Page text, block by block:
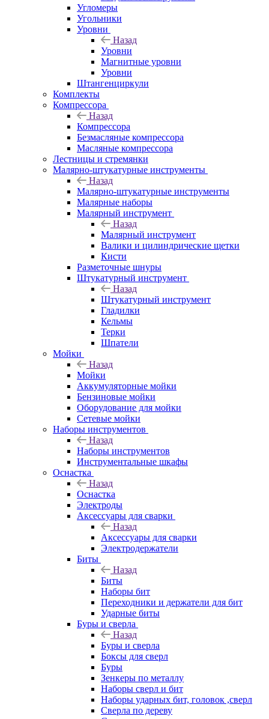
Угломеры
Угольники
Уровни
Назад
Уровни
Магнитные уровни
Уровни
Штангенциркули
Комплекты
Компрессора
Назад
Компрессора
Безмасляные компрессора
Масляные компрессора
Лестницы и стремянки
Малярно-штукатурные инструменты
Назад
Малярно-штукатурные инструменты
Малярные наборы
Малярный инструмент
Назад
Малярный инструмент
Валики и цилиндрические щетки
Кисти
Разметочные шнуры
Штукатурный инструмент
Назад
Штукатурный инструмент
Гладилки
Кельмы
Терки
Шпатели
Мойки
Назад
Мойки
Аккумуляторные мойки
Бензиновые мойки
Оборудование для мойки
Сетевые мойки
Наборы инструментов
Назад
Наборы инструментов
Инструментальные шкафы
Оснастка
Назад
Оснастка
Электроды
Аксессуары для сварки
Назад
Аксессуары для сварки
Электродержатели
Биты
Назад
Биты
Наборы бит
Переходники и держатели для бит
Ударные биты
Буры и сверла
Назад
Буры и сверла
Боксы для сверл
Буры
Зенкеры по металлу
Наборы сверл и бит
Наборы ударных бит, головок ,сверл
Сверла по дереву